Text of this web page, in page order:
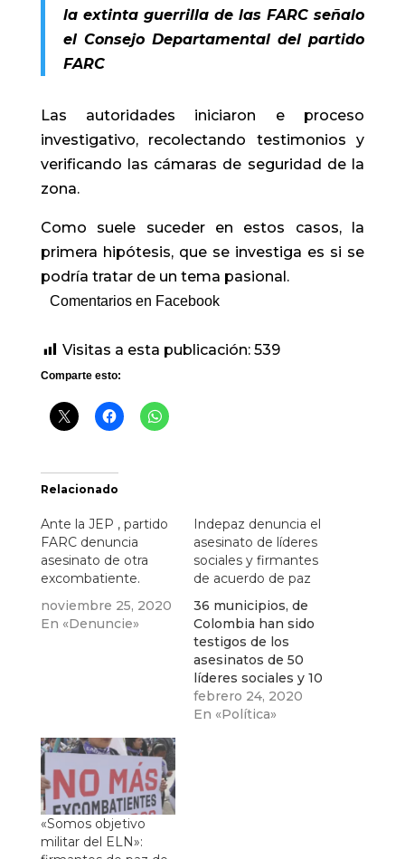
la extinta guerrilla de las FARC señalo
el Consejo Departamental del partido
FARC
Las autoridades iniciaron e proceso
investigativo, recolectando testimonios y
verificando las cámaras de seguridad de la
zona.
Como suele suceder en estos casos, la
primera hipótesis, que se investiga es si se
podría tratar de un tema pasional.
Comentarios en Facebook
Visitas a esta publicación: 539
Comparte esto:
Relacionado
Ante la JEP , partido
FARC denuncia
asesinato de otra
excombatiente.
noviembre 25, 2020
En «Denuncie»
Indepaz denuncia el
asesinato de líderes
sociales y firmantes
de acuerdo de paz
36 municipios, de
Colombia han sido
testigos de los
asesinatos de 50
líderes sociales y 10
firmantes de
acuerdo de paz y
febrero 24, 2020
En «Política»
«Somos objetivo
militar del ELN»: